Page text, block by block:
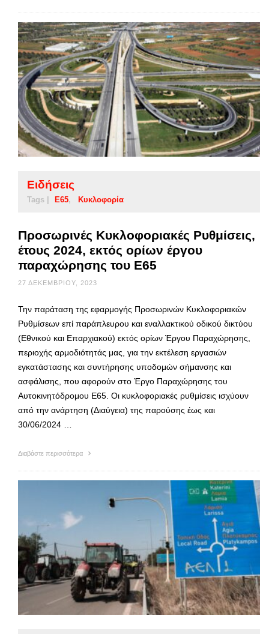
Ειδήσεις
Tags | Ε65 Κυκλοφορία
Προσωρινές Κυκλοφοριακές Ρυθμίσεις,
έτους 2024, εκτός ορίων έργου
παραχώρησης του Ε65
27 ΔΕΚΕΜΒΡΊΟΥ, 2023
Την παράταση της εφαρμογής Προσωρινών Κυκλοφοριακών
Ρυθμίσεων επί παράπλευρου και εναλλακτικού οδικού δικτύου
(Εθνικού και Επαρχιακού) εκτός ορίων Έργου Παραχώρησης,
περιοχής αρμοδιότητάς μας, για την εκτέλεση εργασιών
εγκατάστασης και συντήρησης υποδομών σήμανσης και
ασφάλισης, που αφορούν στο Έργο Παραχώρησης του
Αυτοκινητόδρομου Ε65. Οι κυκλοφοριακές ρυθμίσεις ισχύουν
από την ανάρτηση (Διαύγεια) της παρούσης έως και
30/06/2024 …
Διαβάστε περισσότερα